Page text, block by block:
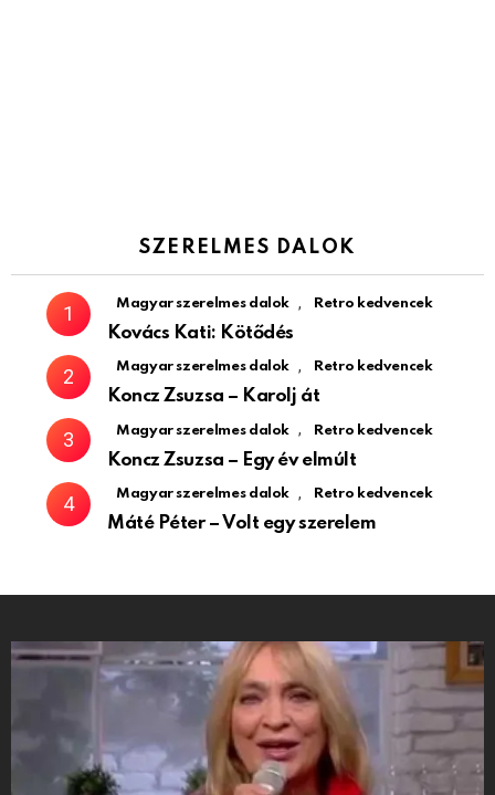
SZERELMES DALOK
Magyar szerelmes dalok , Retro kedvencek
Kovács Kati: Kötődés
Magyar szerelmes dalok , Retro kedvencek
Koncz Zsuzsa – Karolj át
Magyar szerelmes dalok , Retro kedvencek
Koncz Zsuzsa – Egy év elmúlt
Magyar szerelmes dalok , Retro kedvencek
Máté Péter – Volt egy szerelem